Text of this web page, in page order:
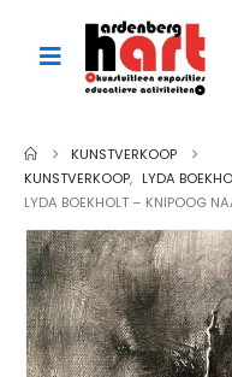
KUNSTVERKOOP
KUNSTVERKOOP, LYDA
LYDA BOEKHOLT – KNIPOOG